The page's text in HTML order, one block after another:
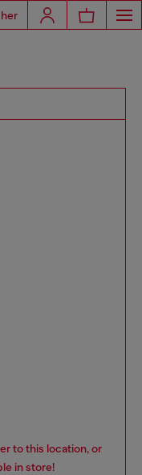
to this location, or
in store!